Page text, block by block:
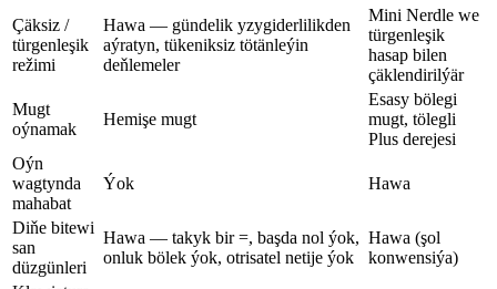
Çäksiz /
türgenleşik
režimi
Hawa — gündelik yzygiderlilikden
aýratyn, tükeniksiz tötänleýin
deňlemeler
Mini Nerdle we
türgenleşik
hasap bilen
çäklendirilýär
Mugt
oýnamak
Hemişe mugt
Esasy bölegi
mugt, tölegli
Plus derejesi
Oýn
wagtynda
mahabat
Ýok Hawa
Diňe bitewi
san
düzgünleri
Hawa — takyk bir =, başda nol ýok,
onluk bölek ýok, otrisatel netije ýok
Hawa (şol
konwensiýa)